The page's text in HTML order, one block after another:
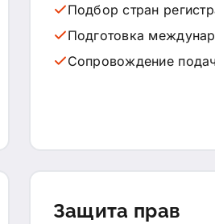
Подбор стран
Подготовка
Сопровождение
Защита прав